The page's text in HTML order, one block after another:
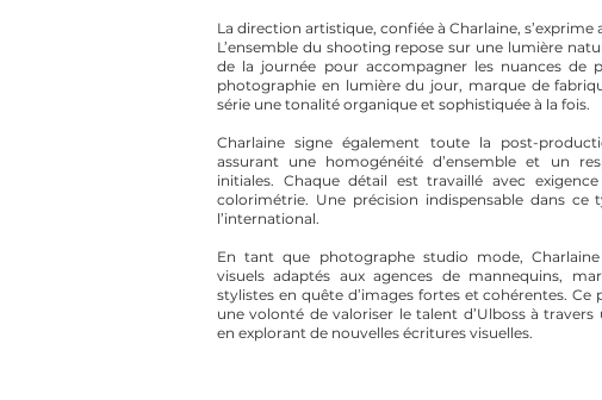
La direction artistique, confiée à Charlaine, s’exprime
L’ensemble du shooting repose sur une lumière
de la journée pour accompagner les nuances de
photographie en lumière du jour, marque de
série une tonalité organique et sophistiquée à la fois.
Charlaine signe également toute la post-
assurant une homogénéité d’ensemble et un
initiales. Chaque détail est travaillé avec
colorimétrie. Une précision indispensable dans ce
l’international.
En tant que photographe studio mode,
visuels adaptés aux agences de mannequins,
stylistes en quête d’images fortes et cohérentes. Ce
une volonté de valoriser le talent d’Ulboss à
en explorant de nouvelles écritures visuelles.